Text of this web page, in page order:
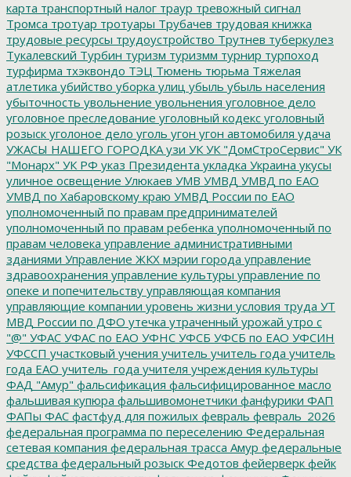
карта транспортный налог траур тревожный сигнал
Тромса тротуар тротуары Трубачев трудовая книжка
трудовые ресурсы трудоустройство Трутнев туберкулез
Тукалевский Турбин туризм туризмм турнир турпоход
турфирма тхэквондо ТЭЦ Тюмень тюрьма Тяжелая
атлетика убийство уборка улиц убыль убыль населения
убыточность увольнение увольнения уголовное дело
уголовное преследование уголовный кодекс уголовный
розыск уголоное дело уголь угон угон автомобиля удача
УЖАСЫ НАШЕГО ГОРОДКА узи УК УК "ДомСтроСервис" УК
"Монарх" УК РФ указ Президента укладка Украина укусы
уличное освещение Улюкаев УМВ УМВД УМВД по ЕАО
УМВД по Хабаровскому краю УМВД России по ЕАО
уполномоченный по правам предпринимателей
уполномоченный по правам ребенка уполномоченный по
правам человека управление административными
зданиями Управление ЖКХ мэрии города управление
здравоохранения управление культуры управление по
опеке и попечительству управляющая компания
управляющие компании уровень жизни условия труда УТ
МВД России по ДФО утечка утраченный урожай утро с
"@" УФАС УФАС по ЕАО УФНС УФСБ УФСБ по ЕАО УФСИН
УФССП участковый учения учитель учитель года учитель
года ЕАО учитель_года учителя учреждения культуры
ФАД "Амур" фальсификация фальсифицированное масло
фальшивая купюра фальшивомонетчики фанфурики ФАП
ФАПы ФАС фастфуд для пожилых февраль февраль_2026
федеральная программа по переселению Федеральная
сетевая компания федеральная трасса Амур федеральные
средства федеральный розыск Федотов фейерверк фейк